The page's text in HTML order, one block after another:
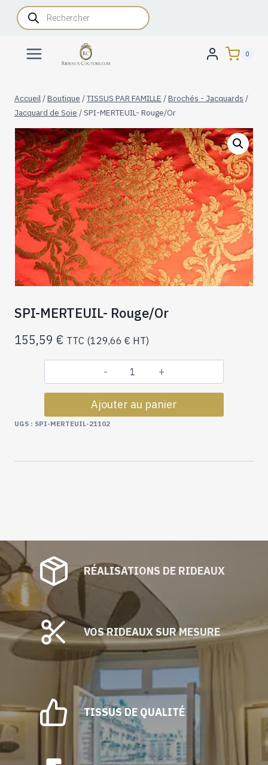
AllerRecherche
de
produits
0
Accueil /Boutique /TISSUS PAR FAMILLE /Brochés - Jacquards /
Jacquard de Soie /SPI-MERTEUIL- Rouge/Or
SPI-MERTEUIL- Rouge/Or
155,59 € TTC (129,66 € HT)
quantité
de
SPI-
Ajouter au panier
UGS : SPI-MERTEUIL-21102
RÉALISATIONS DE RIDEAUX
VOS RIDEAUX SUR MESURE
TISSUS DE QUALITÉ